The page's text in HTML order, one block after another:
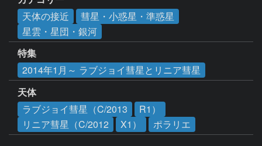
天体の接近
彗星・小惑星・準惑星
星雲・星団・銀河
特集
2014年1月～ ラブジョイ彗星とリニア彗星
天体
ラブジョイ彗星（C/2013
R1）
リニア彗星（C/2012
X1） ポラリエ